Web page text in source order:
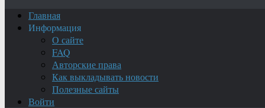
Главная
Информация
О сайте
FAQ
Авторские права
Как выкладывать новости
Полезные сайты
Войти